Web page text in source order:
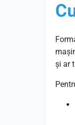
și ar